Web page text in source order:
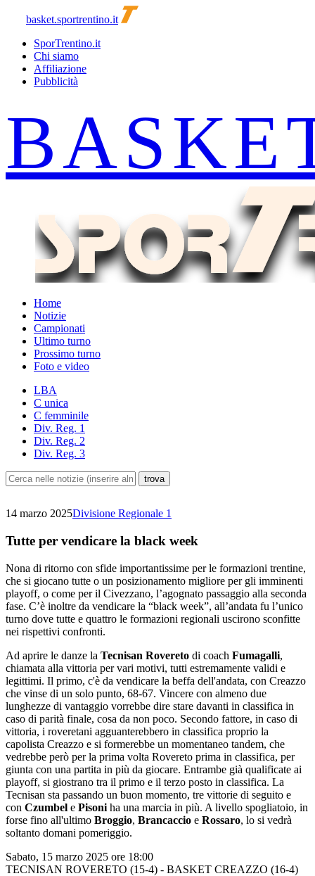
basket.sportrentino.it
SporTrentino.it
Chi siamo
Affiliazione
Pubblicità
Home
Notizie
Campionati
Ultimo turno
Prossimo turno
Foto e video
LBA
C unica
C femminile
Div. Reg. 1
Div. Reg. 2
Div. Reg. 3
14 marzo 2025Divisione Regionale 1
Tutte per vendicare la black week
Nona di ritorno con sfide importantissime per le formazioni trentine,
che si giocano tutte o un posizionamento migliore per gli imminenti
playoff, o come per il Civezzano, l’agognato passaggio alla seconda
fase. C’è inoltre da vendicare la “black week”, all’andata fu l’unico
turno dove tutte e quattro le formazioni regionali uscirono sconfitte
nei rispettivi confronti.
Ad aprire le danze la Tecnisan Rovereto di coach Fumagalli,
chiamata alla vittoria per vari motivi, tutti estremamente validi e
legittimi. Il primo, c'è da vendicare la beffa dell'andata, con Creazzo
che vinse di un solo punto, 68-67. Vincere con almeno due
lunghezze di vantaggio vorrebbe dire stare davanti in classifica in
caso di parità finale, cosa da non poco. Secondo fattore, in caso di
vittoria, i roveretani agguanterebbero in classifica proprio la
capolista Creazzo e si formerebbe un momentaneo tandem, che
vedrebbe però per la prima volta Rovereto prima in classifica, per
giunta con una partita in più da giocare. Entrambe già qualificate ai
playoff, si giostrano tra il primo e il terzo posto in classifica. La
Tecnisan sta passando un buon momento, tre vittorie di seguito e
con Czumbel e Pisoni ha una marcia in più. A livello spogliatoio, in
forse fino all'ultimo Broggio, Brancaccio e Rossaro, lo si vedrà
soltanto domani pomeriggio.
Sabato, 15 marzo 2025 ore 18:00
TECNISAN ROVERETO (15-4) - BASKET CREAZZO (16-4)